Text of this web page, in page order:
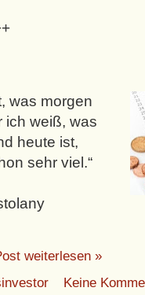
was morgen
ich weiß, was
heute ist,
sehr viel.“
weiterlesen »
Keine